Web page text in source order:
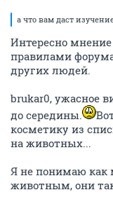
activist
"бездушным
Кто выдержит
Фото из